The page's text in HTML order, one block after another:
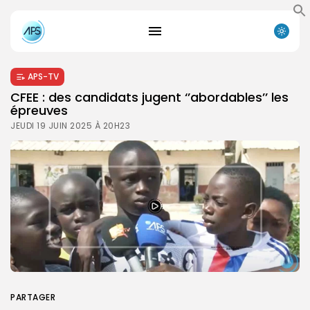
APS-TV
CFEE : des candidats jugent ‘’abordables’’ les
épreuves
JEUDI 19 JUIN 2025 À 20H23
PARTAGER